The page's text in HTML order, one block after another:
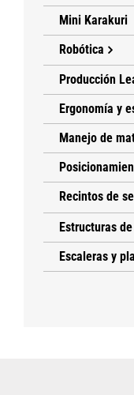
Mini Karakuri
Robótica
Producción
Ergonomía y
Manejo de
Recintos de
Estructuras
Escaleras y